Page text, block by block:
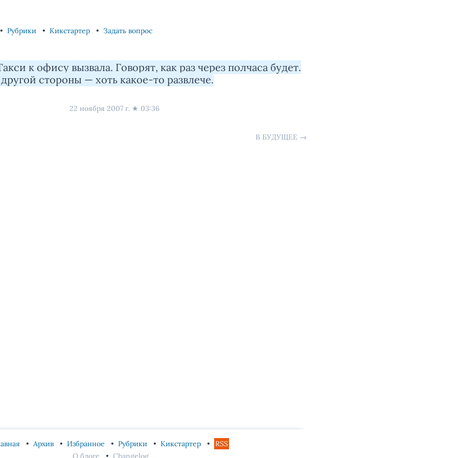
Рубрики Кикстартер Задать вопрос
к офису вызвала. Говорят, как раз через полчаса будет.
стороны — хоть какое-то развлече.
22 ноября 2007 г. ★ 03:36
В БУДУЩЕЕ →
Архив Избранное Рубрики Кикстартер
RSS
О блоге
Changelog